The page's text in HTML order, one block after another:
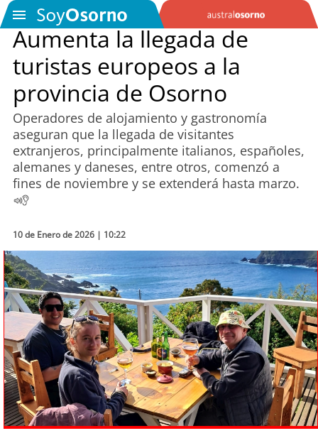
SOYTV
Podcast
Actualidad
Entretención
Tecnología
Sostenibilidad
soy chile
soy arica
soyiquique
Aumenta la llegada de
turistas europeos a la
provincia de Osorno
Operadores de alojamiento y gastronomía
aseguran que la llegada de visitantes
extranjeros, principalmente italianos, españoles,
alemanes y daneses, entre otros, comenzó a
fines de noviembre y se extenderá hasta marzo.
10 de Enero de 2026 | 10:22